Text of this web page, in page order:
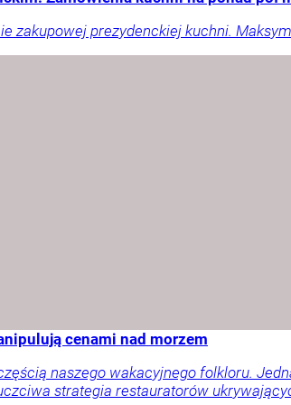
zakupowej prezydenckiej kuchni.
cenami nad morzem
naszego wakacyjnego folkloru.
strategia restauratorów